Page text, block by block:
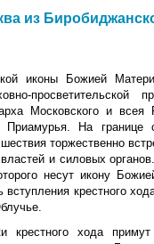
из
Божией Матери,
просветительской
Московского и
Приамурья. На границе
торжественно
и силовых
несут икону
крестного
хода примут